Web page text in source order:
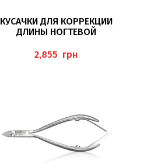
В КОРЗИНУ
КУСАЧКИ ДЛЯ КОРРЕКЦИИ
ДЛИНЫ НОГТЕВОЙ
грн